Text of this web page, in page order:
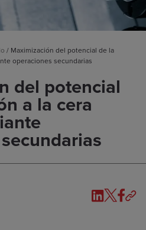
/ Maximización del potencial de la
operaciones secundarias
del potencial
a la cera